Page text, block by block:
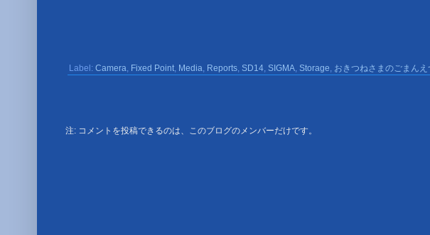
Label: Camera, Fixed Point, Media, Reports, SD14, SIGMA, Storage, おきつねさまのごまんえ
注: コメントを投稿できるのは、このブログのメンバーだけです。